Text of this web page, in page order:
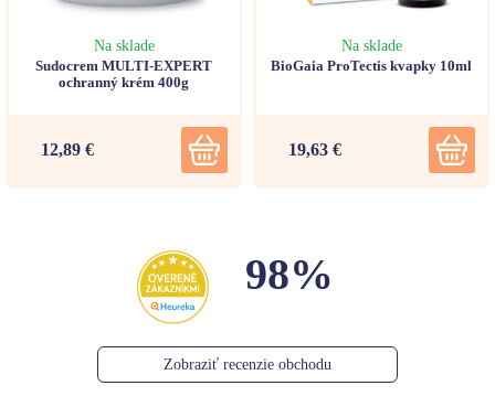
Na sklade
Sudocrem MULTI-EXPERT
ochranný krém 400g
12,89 €
Na sklade
BioGaia ProTectis kvapky 10ml
19,63 €
98%
Zobraziť recenzie obchodu